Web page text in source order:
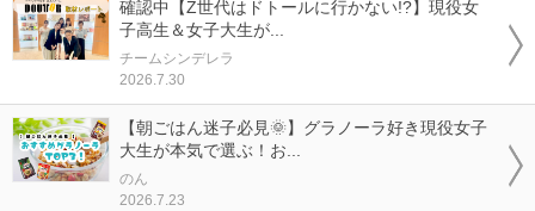
確認中【Z世代はドトールに行かない!?】現役女
子高生＆女子大生が...
チームシンデレラ
2026.7.30
【朝ごはん迷子必見🌞】グラノーラ好き現役女子
大生が本気で選ぶ！お...
のん
2026.7.23